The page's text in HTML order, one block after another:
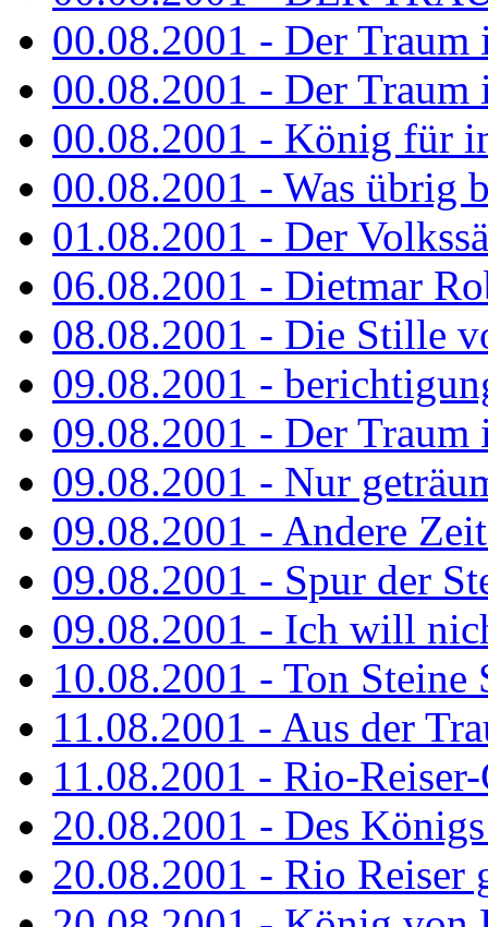
00.08.2001 - Der Traum
00.08.2001 - Der Traum
00.08.2001 - König für
00.08.2001 - Was übrig
01.08.2001 - Der
06.08.2001 - Dietmar
08.08.2001 - Die Stille
09.08.2001 -
09.08.2001 - Der Traum
09.08.2001 - Nur
09.08.2001 - Andere
09.08.2001 - Spur der
09.08.2001 - Ich will
10.08.2001 - Ton Steine
11.08.2001 - Aus der
11.08.2001 - Rio-
20.08.2001 - Des
20.08.2001 - Rio Reiser